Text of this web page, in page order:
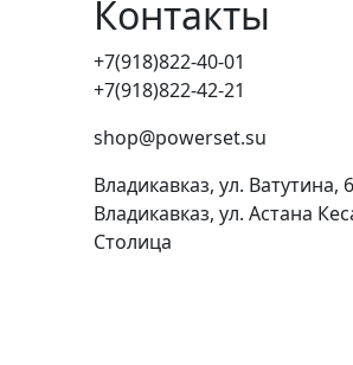
Контакты
+7(918)822-40-01
+7(918)822-42-21
shop@powerset.su
Владикавказ, ул. Ватутина,
Владикавказ, ул. Астана
Столица